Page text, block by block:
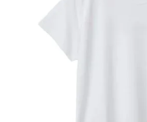
ブランドから選ぶ
SALE品はこちら